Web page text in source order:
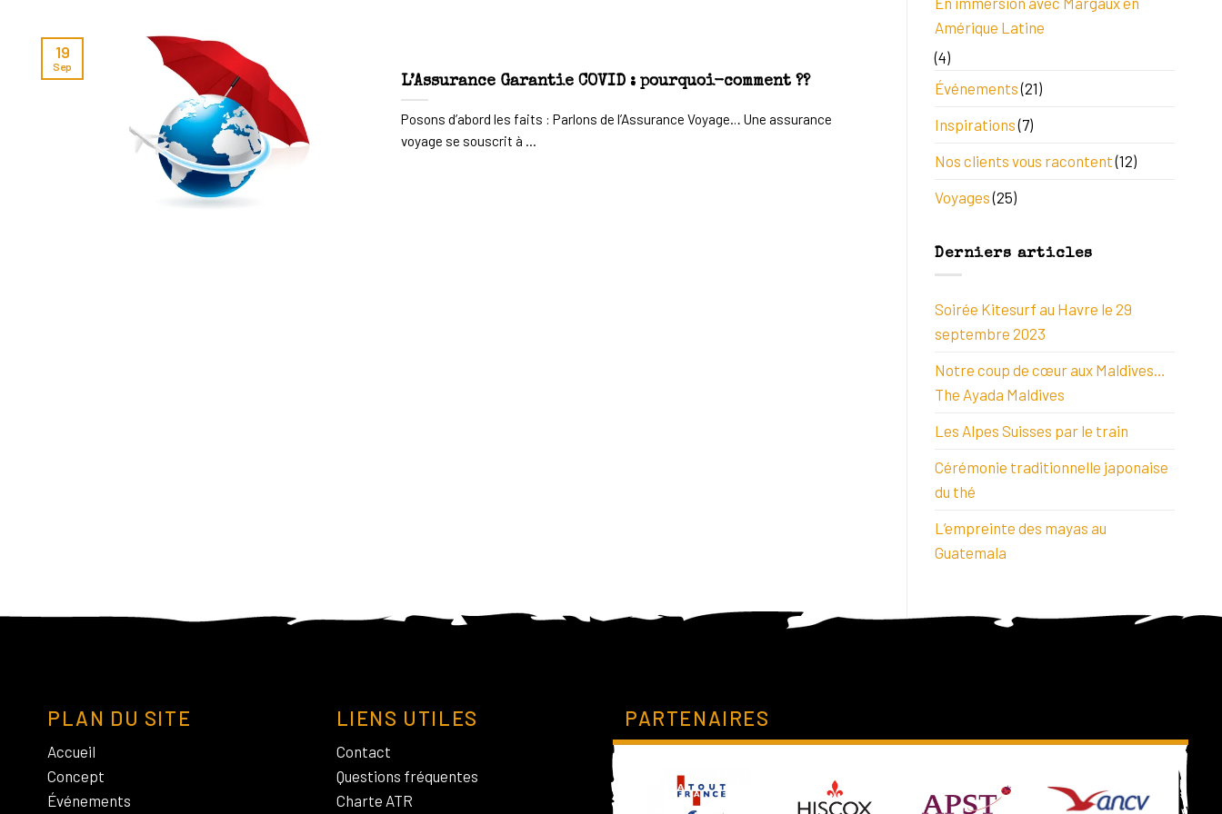
L’Assurance Garantie COVID : pourquoi-comment ??
Posons d’abord les faits : Parlons de l’Assurance Voyage… Une assurance
voyage se souscrit à ...
19
Sep
Amérique Latine
(4)
Événements(21)
Inspirations(7)
Nos clients vous racontent(12)
Voyages(25)
Derniers articles
Soirée Kitesurf au Havre le 29
septembre 2023
Notre coup de cœur aux Maldives…
The Ayada Maldives
Les Alpes Suisses par le train
Cérémonie traditionnelle japonaise
du thé
L’empreinte des mayas au
Guatemala
PLAN DU SITE
Accueil
Concept
Événements
LIENS UTILES
Contact
Questions fréquentes
Charte ATR
PARTENAIRES